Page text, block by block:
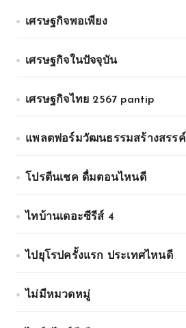
เศรษฐกิจพอเพียง
เศรษฐกิจในปัจจุบัน
เศรษฐกิจไทย 2567 pantip
แพลตฟอร์มวัฒนธรรมสร้างสรรค์
โปรตีนเชค ดื่มตอนไหนดี
ไทบ้านเดอะซีรีส์ 4
ไปยุโรปครั้งแรก ประเทศไหนดี
ไม่มีหมวดหมู่